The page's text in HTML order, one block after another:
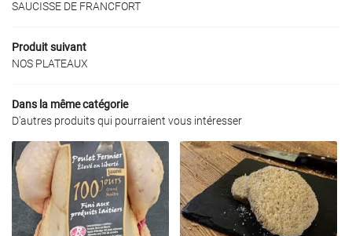
PRODUITS
AVIS
CONTACT
Restez informés
Inscription
SAUCISSE DE FRANCFORT
Produit suivant
NOS PLATEAUX
Dans la même catégorie
D'autres produits qui pourraient vous intéresser